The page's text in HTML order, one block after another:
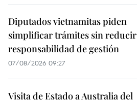
Diputados vietnamitas piden
simplificar trámites sin reducir
responsabilidad de gestión
07/08/2026 09:27
Visita de Estado a Australia del